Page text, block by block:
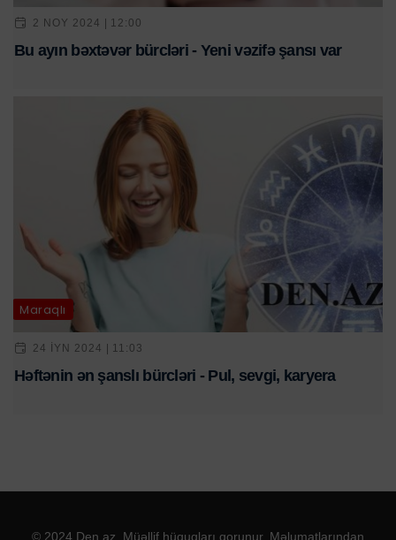
2 NOY 2024 | 12:00
Bu ayın bəxtəvər bürcləri - Yeni vəzifə şansı var
Maraqlı
24 IYN 2024 | 11:03
Həftənin ən şanslı bürcləri - Pul, sevgi, karyera
© 2024 Den.az. Müəllif hüquqları qorunur. Məlumatlarından